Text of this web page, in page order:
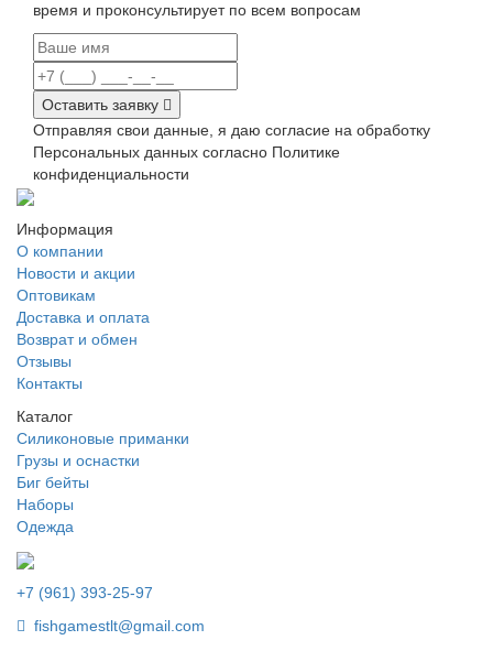
время и проконсультирует по всем вопросам
Оставить заявку
Отправляя свои данные, я даю согласие на обработку
Персональных данных согласно Политике
конфиденциальности
Информация
О компании
Новости и акции
Оптовикам
Доставка и оплата
Возврат и обмен
Отзывы
Контакты
Каталог
Силиконовые приманки
Грузы и оснастки
Биг бейты
Наборы
Одежда
+7 (961) 393-25-97
fishgamestlt@gmail.com